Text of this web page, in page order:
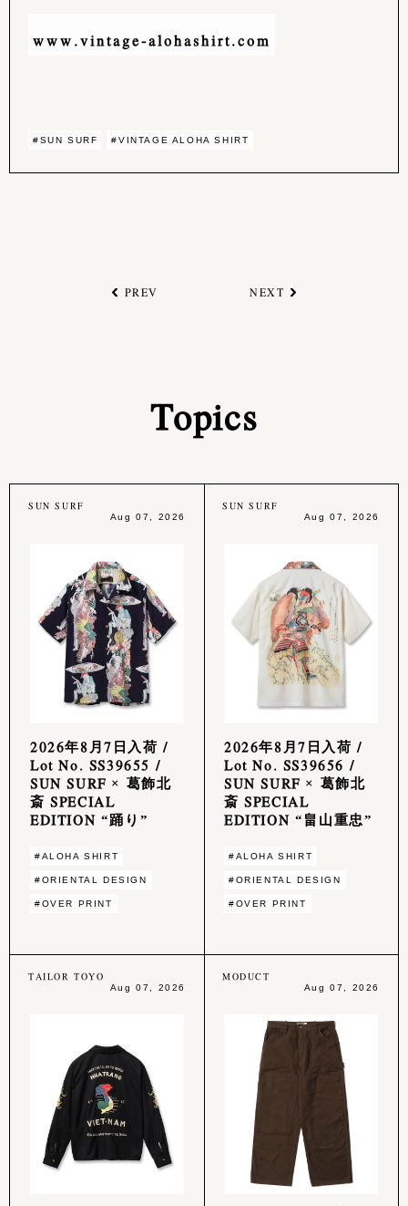
www.vintage-alohashirt.com
#SUN SURF #VINTAGE ALOHA SHIRT
PREV NEXT
Topics
SUN SURF
Aug 07, 2026
2026年8月7日入荷 /
Lot No. SS39655 /
SUN SURF × 葛飾北
斎 SPECIAL
EDITION “踊り”
#ALOHA SHIRT
#ORIENTAL DESIGN
#OVER PRINT
SUN SURF
Aug 07, 2026
2026年8月7日入荷 /
Lot No. SS39656 /
SUN SURF × 葛飾北
斎 SPECIAL
EDITION “畠山重忠”
#ALOHA SHIRT
#ORIENTAL DESIGN
#OVER PRINT
TAILOR TOYO
Aug 07, 2026
MODUCT
Aug 07, 2026